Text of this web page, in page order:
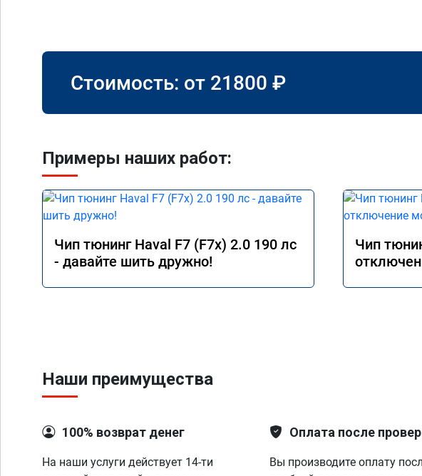
Стоимость: от 21800 ₽
Примеры наших работ:
Чип тюнинг Haval F7 (F7x) 2.0 190 лс
- давайте шить дружно!
Чип
Наши преимущества
100% возврат денег
На наши услуги действует 14-ти
Оплата после
Вы производите оплату